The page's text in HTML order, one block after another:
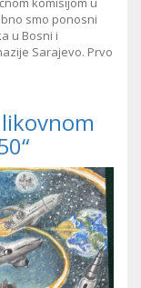
smo ponosni
u Bosni i
Sarajevo. Prvo